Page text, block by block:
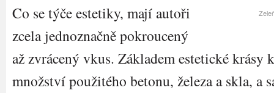
Co se týče estetiky, mají autoři
zcela jednoznačně pokroucený
až zvrácený vkus. Základem estetické krásy
množství použitého betonu, železa a skla, a